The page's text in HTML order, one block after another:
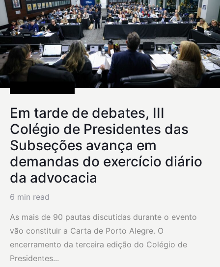
Em tarde de debates, III
Colégio de Presidentes das
Subseções avança em
demandas do exercício diário
da advocacia
6 min read
As mais de 90 pautas discutidas durante o evento
vão constituir a Carta de Porto Alegre. O
encerramento da terceira edição do Colégio de
Presidentes...